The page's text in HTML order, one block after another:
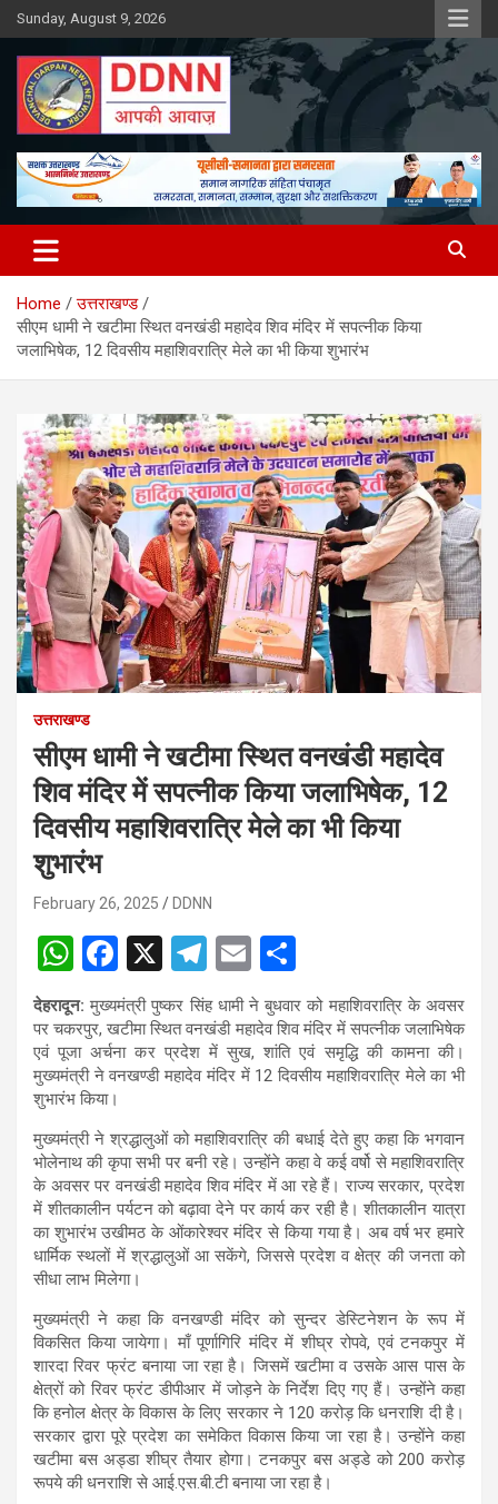
Skip
to
content
Sunday, August 9, 2026
DDNN
Home
उत्तराखण्ड
सीएम धामी ने खटीमा स्थित वनखंडी महादेव शिव मंदिर में सपत्नीक किया
जलाभिषेक, 12 दिवसीय महाशिवरात्रि मेले का भी किया शुभारंभ
उत्तराखण्ड
सीएम धामी ने खटीमा स्थित वनखंडी महादेव
शिव मंदिर में सपत्नीक किया जलाभिषेक, 12
दिवसीय महाशिवरात्रि मेले का भी किया
शुभारंभ
February 26, 2025 DDNN
W
h
at
s
A
p
p
F
a
ce
b
o
o
k
X
T
el
e
gr
a
m
E
m
ail
h
ar
e
देहरादून: मुख्यमंत्री पुष्कर सिंह धामी ने बुधवार को महाशिवरात्रि के अवसर
पर चकरपुर, खटीमा स्थित वनखंडी महादेव शिव मंदिर में सपत्नीक जलाभिषेक
एवं पूजा अर्चना कर प्रदेश में सुख, शांति एवं समृद्धि की कामना की।
मुख्यमंत्री ने वनखण्डी महादेव मंदिर में 12 दिवसीय महाशिवरात्रि मेले का भी
शुभारंभ किया।
मुख्यमंत्री ने श्रद्धालुओं को महाशिवरात्रि की बधाई देते हुए कहा कि भगवान
भोलेनाथ की कृपा सभी पर बनी रहे। उन्होंने कहा वे कई वर्षो से महाशिवरात्रि
के अवसर पर वनखंडी महादेव शिव मंदिर में आ रहे हैं। राज्य सरकार, प्रदेश
में शीतकालीन पर्यटन को बढ़ावा देने पर कार्य कर रही है। शीतकालीन यात्रा
का शुभारंभ उखीमठ के ओंकारेश्वर मंदिर से किया गया है। अब वर्ष भर हमारे
धार्मिक स्थलों में श्रद्धालुओं आ सकेंगे, जिससे प्रदेश व क्षेत्र की जनता को
सीधा लाभ मिलेगा।
मुख्यमंत्री ने कहा कि वनखण्डी मंदिर को सुन्दर डेस्टिनेशन के रूप में
विकसित किया जायेगा। माँ पूर्णागिरि मंदिर में शीघ्र रोपवे, एवं टनकपुर में
शारदा रिवर फ्रंट बनाया जा रहा है। जिसमें खटीमा व उसके आस पास के
क्षेत्रों को रिवर फ्रंट डीपीआर में जोड़ने के निर्देश दिए गए हैं। उन्होंने कहा
कि हनोल क्षेत्र के विकास के लिए सरकार ने 120 करोड़ कि धनराशि दी है।
सरकार द्वारा पूरे प्रदेश का समेकित विकास किया जा रहा है। उन्होंने कहा
खटीमा बस अड्डा शीघ्र तैयार होगा। टनकपुर बस अड्डे को 200 करोड़
रूपये की धनराशि से आई.एस.बी.टी बनाया जा रहा है।